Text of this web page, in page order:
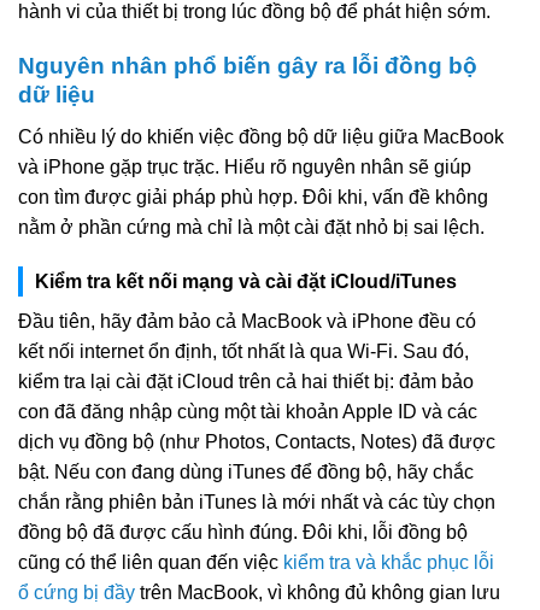
hành vi của thiết bị trong lúc đồng bộ để phát hiện sớm.
Nguyên nhân phổ biến gây ra lỗi đồng bộ
dữ liệu
Có nhiều lý do khiến việc đồng bộ dữ liệu giữa MacBook
và iPhone gặp trục trặc. Hiểu rõ nguyên nhân sẽ giúp
con tìm được giải pháp phù hợp. Đôi khi, vấn đề không
nằm ở phần cứng mà chỉ là một cài đặt nhỏ bị sai lệch.
Kiểm tra kết nối mạng và cài đặt iCloud/iTunes
Đầu tiên, hãy đảm bảo cả MacBook và iPhone đều có
kết nối internet ổn định, tốt nhất là qua Wi-Fi. Sau đó,
kiểm tra lại cài đặt iCloud trên cả hai thiết bị: đảm bảo
con đã đăng nhập cùng một tài khoản Apple ID và các
dịch vụ đồng bộ (như Photos, Contacts, Notes) đã được
bật. Nếu con đang dùng iTunes để đồng bộ, hãy chắc
chắn rằng phiên bản iTunes là mới nhất và các tùy chọn
đồng bộ đã được cấu hình đúng. Đôi khi, lỗi đồng bộ
cũng có thể liên quan đến việc kiểm tra và khắc phục lỗi
ổ cứng bị đầy trên MacBook, vì không đủ không gian lưu